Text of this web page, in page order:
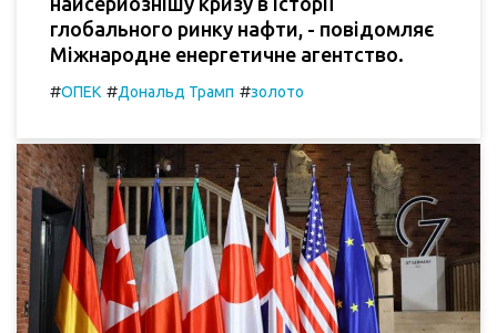
глобального ринку нафти, - повідомляє
Міжнародне енергетичне агентство.
#ОПЕК #Дональд Трамп #золото